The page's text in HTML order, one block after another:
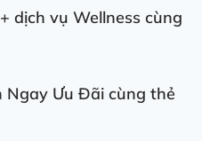
dịch vụ Wellness cùng
Ngay Ưu Đãi cùng thẻ